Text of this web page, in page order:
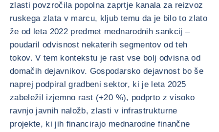
zlasti povzročila popolna zaprtje kanala za reizvoz
ruskega zlata v marcu, kljub temu da je bilo to zlato
že od leta 2022 predmet mednarodnih sankcij –
poudaril odvisnost nekaterih segmentov od teh
tokov. V tem kontekstu je rast vse bolj odvisna od
domačih dejavnikov. Gospodarsko dejavnost bo še
naprej podpiral gradbeni sektor, ki je leta 2025
zabeležil izjemno rast (+20 %), podprto z visoko
ravnjo javnih naložb, zlasti v infrastrukturne
projekte, ki jih financirajo mednarodne finančne